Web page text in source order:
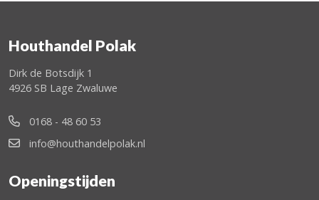
Houthandel Polak
Dirk de Botsdijk 1
4926 SB Lage Zwaluwe
0168 - 48 60 53
info@houthandelpolak.nl
Openingstijden